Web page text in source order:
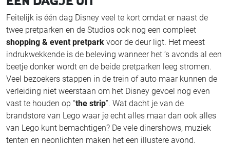
Feitelijk is één dag Disney veel te kort omdat er naast de
twee pretparken en de Studios ook nog een compleet
shopping & event pretpark voor de deur ligt. Het meest
indrukwekkende is de beleving wanneer het ‘s avonds al een
beetje donker wordt en de beide pretparken leeg stromen.
Veel bezoekers stappen in de trein of auto maar kunnen de
verleiding niet weerstaan om het Disney gevoel nog even
vast te houden op “the strip”. Wat dacht je van de
brandstore van Lego waar je echt alles maar dan ook alles
van Lego kunt bemachtigen? De vele dinershows, muziek
tenten en neonlichten maken het een illustere avond.